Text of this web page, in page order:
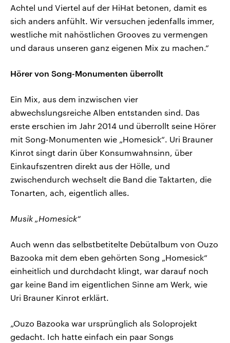
Achtel und Viertel auf der HiHat betonen, damit es
sich anders anfühlt. Wir versuchen jedenfalls immer,
westliche mit nahöstlichen Grooves zu vermengen
und daraus unseren ganz eigenen Mix zu machen.“
Hörer von Song-Monumenten überrollt
Ein Mix, aus dem inzwischen vier
abwechslungsreiche Alben entstanden sind. Das
erste erschien im Jahr 2014 und überrollt seine Hörer
mit Song-Monumenten wie „Homesick“. Uri Brauner
Kinrot singt darin über Konsumwahnsinn, über
Einkaufszentren direkt aus der Hölle, und
zwischendurch wechselt die Band die Taktarten, die
Tonarten, ach, eigentlich alles.
Musik „Homesick“
Auch wenn das selbstbetitelte Debütalbum von Ouzo
Bazooka mit dem eben gehörten Song „Homesick“
einheitlich und durchdacht klingt, war darauf noch
gar keine Band im eigentlichen Sinne am Werk, wie
Uri Brauner Kinrot erklärt.
„Ouzo Bazooka war ursprünglich als Soloprojekt
gedacht. Ich hatte einfach ein paar Songs